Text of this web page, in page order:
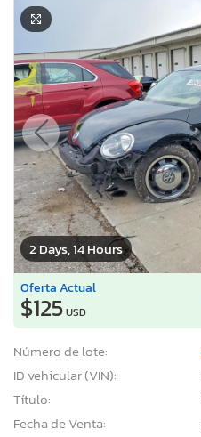
2 Days, 14 Hours
Oferta Actual
$125USD
Número de lote:
ID vehicular (VIN):
Título:
Fecha de Venta: